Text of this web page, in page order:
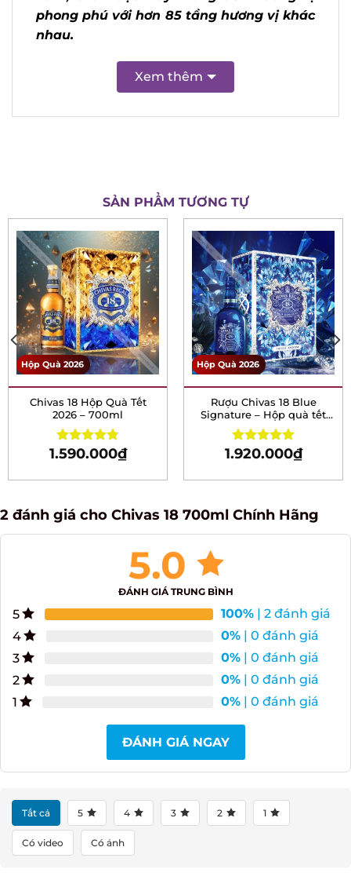
hương vị phong phú với hơn 85 tầng
hương vị khác nhau.
Xem thêm
SẢN PHẨM TƯƠNG TỰ
Hộp Quà 2026
2026 – 700ml
Rated 4.81
out of 5
1.590.000₫
Hộp Quà 2026
Signature – Hộp quà tết
2026
Rated 4.89
out of 5
1.920.000₫
2 đánh giá cho Chivas 18 700ml Chính Hãng
5.0
ĐÁNH GIÁ TRUNG BÌNH
5 100%| 2 đánh giá
4
0%| 0 đánh giá
3
0%| 0 đánh giá
2
0%| 0 đánh giá
1
0%| 0 đánh giá
ĐÁNH GIÁ NGAY
Tất cả 5 4 3 2 1
Có video Có ảnh